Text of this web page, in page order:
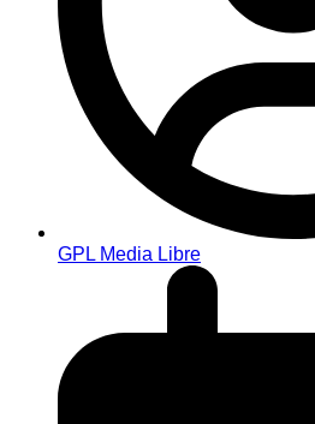
GPL Media Libre